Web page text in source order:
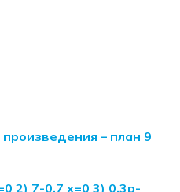
– план 9
2) 7-0.7 х=0 3) 0.3p-